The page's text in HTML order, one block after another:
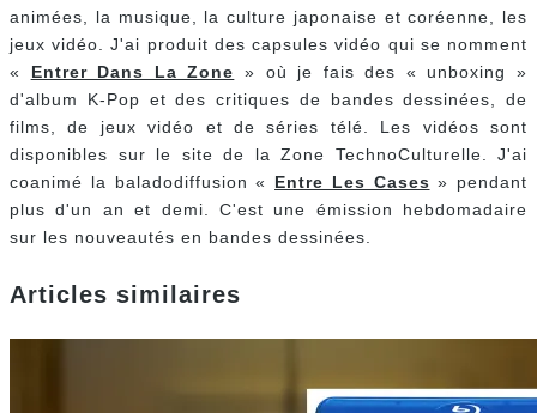
animées, la musique, la culture japonaise et coréenne, les
jeux vidéo. J'ai produit des capsules vidéo qui se nomment
« Entrer Dans La Zone » où je fais des « unboxing »
d'album K-Pop et des critiques de bandes dessinées, de
films, de jeux vidéo et de séries télé. Les vidéos sont
disponibles sur le site de la Zone TechnoCulturelle. J'ai
coanimé la baladodiffusion « Entre Les Cases » pendant
plus d'un an et demi. C'est une émission hebdomadaire
sur les nouveautés en bandes dessinées.
Articles similaires